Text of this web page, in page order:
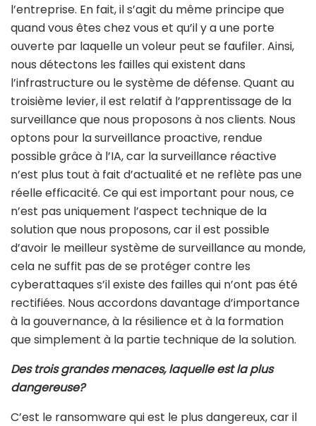
l’entreprise. En fait, il s’agit du même principe que
quand vous êtes chez vous et qu’il y a une porte
ouverte par laquelle un voleur peut se faufiler. Ainsi,
nous détectons les failles qui existent dans
l’infrastructure ou le système de défense. Quant au
troisième levier, il est relatif à l’apprentissage de la
surveillance que nous proposons à nos clients. Nous
optons pour la surveillance proactive, rendue
possible grâce à l’IA, car la surveillance réactive
n’est plus tout à fait d’actualité et ne reflète pas une
réelle efficacité. Ce qui est important pour nous, ce
n’est pas uniquement l’aspect technique de la
solution que nous proposons, car il est possible
d’avoir le meilleur système de surveillance au monde,
cela ne suffit pas de se protéger contre les
cyberattaques s’il existe des failles qui n’ont pas été
rectifiées. Nous accordons davantage d’importance
à la gouvernance, à la résilience et à la formation
que simplement à la partie technique de la solution.
Des trois grandes menaces, laquelle est la plus
dangereuse?
C’est le ransomware qui est le plus dangereux, car il